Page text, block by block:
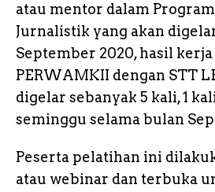
atau mentor dalam
Jurnalistik yang akan
September 2020, hasil kerja
PERWAMKII dengan STT
digelar sebanyak 5 kali, 1
seminggu selama bulan
Peserta pelatihan ini
atau webinar dan terbuka